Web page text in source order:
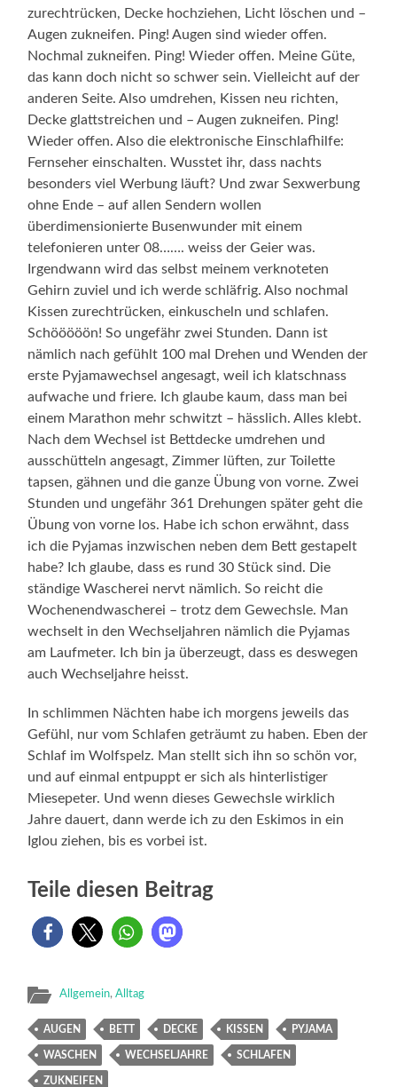
zurechtrücken, Decke hochziehen, Licht löschen und –
Augen zukneifen. Ping! Augen sind wieder offen.
Nochmal zukneifen. Ping! Wieder offen. Meine Güte,
das kann doch nicht so schwer sein. Vielleicht auf der
anderen Seite. Also umdrehen, Kissen neu richten,
Decke glattstreichen und – Augen zukneifen. Ping!
Wieder offen. Also die elektronische Einschlafhilfe:
Fernseher einschalten. Wusstet ihr, dass nachts
besonders viel Werbung läuft? Und zwar Sexwerbung
ohne Ende – auf allen Sendern wollen
überdimensionierte Busenwunder mit einem
telefonieren unter 08……. weiss der Geier was.
Irgendwann wird das selbst meinem verknoteten
Gehirn zuviel und ich werde schläfrig. Also nochmal
Kissen zurechtrücken, einkuscheln und schlafen.
Schööööön! So ungefähr zwei Stunden. Dann ist
nämlich nach gefühlt 100 mal Drehen und Wenden der
erste Pyjamawechsel angesagt, weil ich klatschnass
aufwache und friere. Ich glaube kaum, dass man bei
einem Marathon mehr schwitzt – hässlich. Alles klebt.
Nach dem Wechsel ist Bettdecke umdrehen und
ausschütteln angesagt, Zimmer lüften, zur Toilette
tapsen, gähnen und die ganze Übung von vorne. Zwei
Stunden und ungefähr 361 Drehungen später geht die
Übung von vorne los. Habe ich schon erwähnt, dass
ich die Pyjamas inzwischen neben dem Bett gestapelt
habe? Ich glaube, dass es rund 30 Stück sind. Die
ständige Wascherei nervt nämlich. So reicht die
Wochenendwascherei – trotz dem Gewechsle. Man
wechselt in den Wechseljahren nämlich die Pyjamas
am Laufmeter. Ich bin ja überzeugt, dass es deswegen
auch Wechseljahre heisst.
In schlimmen Nächten habe ich morgens jeweils das
Gefühl, nur vom Schlafen geträumt zu haben. Eben der
Schlaf im Wolfspelz. Man stellt sich ihn so schön vor,
und auf einmal entpuppt er sich als hinterlistiger
Miesepeter. Und wenn dieses Gewechsle wirklich
Jahre dauert, dann werde ich zu den Eskimos in ein
Iglou ziehen, bis es vorbei ist.
Teile diesen Beitrag
Allgemein,Alltag
AUGEN BETT DECKE KISSEN PYJAMA
WASCHEN WECHSELJAHRE SCHLAFEN
ZUKNEIFEN